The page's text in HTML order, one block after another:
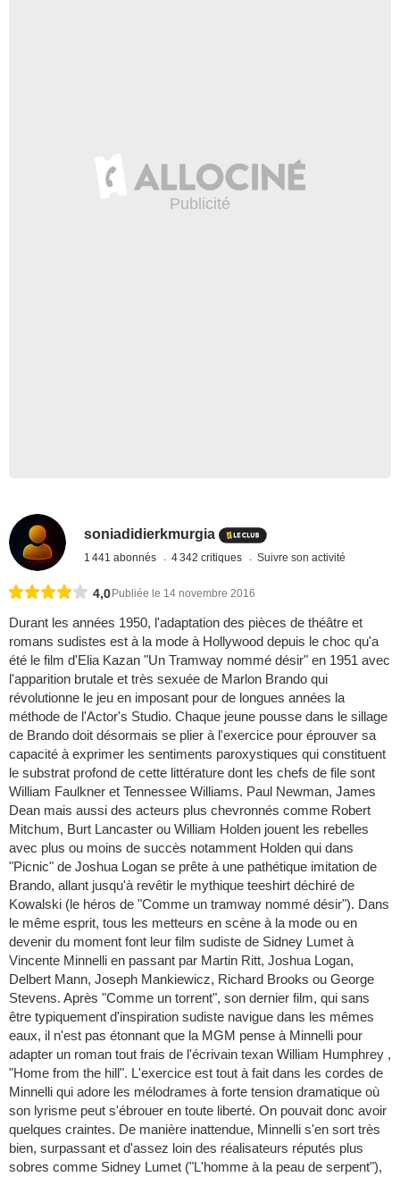
soniadidierkmurgia
1 441 abonnés 4 342 critiques Suivre son activité
4,0 Publiée le 14 novembre 2016
Durant les années 1950, l'adaptation des pièces de théâtre et
romans sudistes est à la mode à Hollywood depuis le choc qu'a
été le film d'Elia Kazan "Un Tramway nommé désir" en 1951 avec
l'apparition brutale et très sexuée de Marlon Brando qui
révolutionne le jeu en imposant pour de longues années la
méthode de l'Actor's Studio. Chaque jeune pousse dans le sillage
de Brando doit désormais se plier à l'exercice pour éprouver sa
capacité à exprimer les sentiments paroxystiques qui constituent
le substrat profond de cette littérature dont les chefs de file sont
William Faulkner et Tennessee Williams. Paul Newman, James
Dean mais aussi des acteurs plus chevronnés comme Robert
Mitchum, Burt Lancaster ou William Holden jouent les rebelles
avec plus ou moins de succès notamment Holden qui dans
"Picnic" de Joshua Logan se prête à une pathétique imitation de
Brando, allant jusqu'à revêtir le mythique teeshirt déchiré de
Kowalski (le héros de "Comme un tramway nommé désir"). Dans
le même esprit, tous les metteurs en scène à la mode ou en
devenir du moment font leur film sudiste de Sidney Lumet à
Vincente Minnelli en passant par Martin Ritt, Joshua Logan,
Delbert Mann, Joseph Mankiewicz, Richard Brooks ou George
Stevens. Après "Comme un torrent", son dernier film, qui sans
être typiquement d'inspiration sudiste navigue dans les mêmes
eaux, il n'est pas étonnant que la MGM pense à Minnelli pour
adapter un roman tout frais de l'écrivain texan William Humphrey ,
"Home from the hill". L'exercice est tout à fait dans les cordes de
Minnelli qui adore les mélodrames à forte tension dramatique où
son lyrisme peut s'ébrouer en toute liberté. On pouvait donc avoir
quelques craintes. De manière inattendue, Minnelli s'en sort très
bien, surpassant et d'assez loin des réalisateurs réputés plus
sobres comme Sidney Lumet ("L'homme à la peau de serpent"),